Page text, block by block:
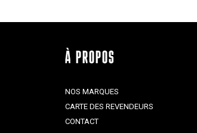
À PROPOS
NOS MARQUES
CARTE DES REVENDEURS
CONTACT